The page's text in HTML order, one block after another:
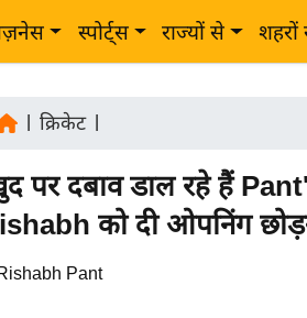
स्पोर्ट्स राज्यों से शहरों
क्रिकेट|
पर दबाव डाल रहे हैं
को दी ओपनिंग